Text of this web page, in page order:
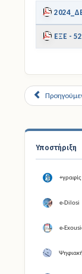
Υποστήριξη
+γραφίς
e-Dilosi
e-
ΕΞΕ -